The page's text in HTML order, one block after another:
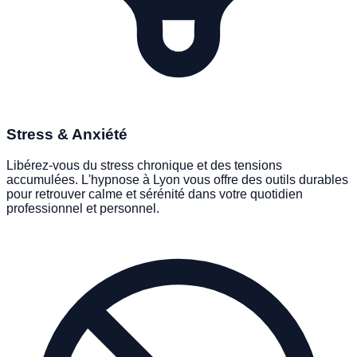
PHOBIES & BLOCAGES
Stress & Anxiété
Libérez-vous du stress chronique et des tensions
accumulées. L'hypnose à Lyon vous offre des outils durables
pour retrouver calme et sérénité dans votre quotidien
professionnel et personnel.